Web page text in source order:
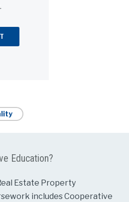
Education?
Estate Property
includes Cooperative